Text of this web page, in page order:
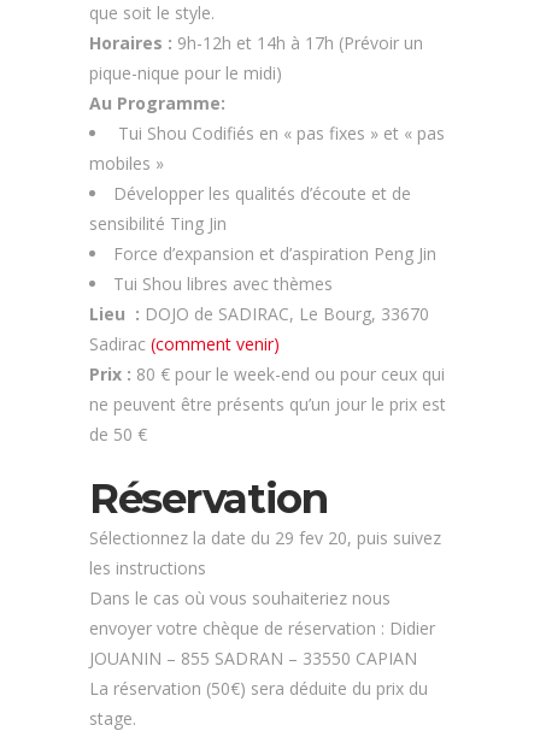
que soit le style.
Horaires : 9h-12h et 14h à 17h (Prévoir un
pique-nique pour le midi)
Au Programme:
Tui Shou Codifiés en « pas fixes » et « pas
mobiles »
Développer les qualités d’écoute et de
sensibilité Ting Jin
Force d’expansion et d’aspiration Peng Jin
Tui Shou libres avec thèmes
Lieu : DOJO de SADIRAC, Le Bourg, 33670
Sadirac (comment venir)
Prix : 80 € pour le week-end ou pour ceux qui
ne peuvent être présents qu’un jour le prix est
de 50 €
Réservation
Sélectionnez la date du 29 fev 20, puis suivez
les instructions
Dans le cas où vous souhaiteriez nous
envoyer votre chèque de réservation : Didier
JOUANIN – 855 SADRAN – 33550 CAPIAN
La réservation (50€) sera déduite du prix du
stage.